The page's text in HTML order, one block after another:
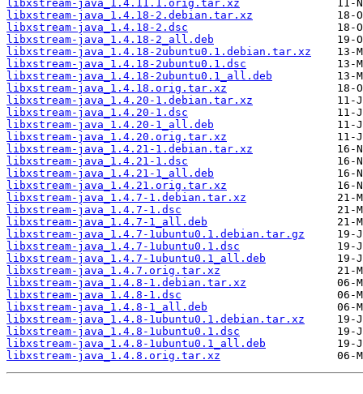
libxstream-java_1.4.11.1.orig.tar.xz
libxstream-java_1.4.18-2.debian.tar.xz
libxstream-java_1.4.18-2.dsc
libxstream-java_1.4.18-2_all.deb
libxstream-java_1.4.18-2ubuntu0.1.debian.tar.xz
libxstream-java_1.4.18-2ubuntu0.1.dsc
libxstream-java_1.4.18-2ubuntu0.1_all.deb
libxstream-java_1.4.18.orig.tar.xz
libxstream-java_1.4.20-1.debian.tar.xz
libxstream-java_1.4.20-1.dsc
libxstream-java_1.4.20-1_all.deb
libxstream-java_1.4.20.orig.tar.xz
libxstream-java_1.4.21-1.debian.tar.xz
libxstream-java_1.4.21-1.dsc
libxstream-java_1.4.21-1_all.deb
libxstream-java_1.4.21.orig.tar.xz
libxstream-java_1.4.7-1.debian.tar.xz
libxstream-java_1.4.7-1.dsc
libxstream-java_1.4.7-1_all.deb
libxstream-java_1.4.7-1ubuntu0.1.debian.tar.gz
libxstream-java_1.4.7-1ubuntu0.1.dsc
libxstream-java_1.4.7-1ubuntu0.1_all.deb
libxstream-java_1.4.7.orig.tar.xz
libxstream-java_1.4.8-1.debian.tar.xz
libxstream-java_1.4.8-1.dsc
libxstream-java_1.4.8-1_all.deb
libxstream-java_1.4.8-1ubuntu0.1.debian.tar.xz
libxstream-java_1.4.8-1ubuntu0.1.dsc
libxstream-java_1.4.8-1ubuntu0.1_all.deb
libxstream-java_1.4.8.orig.tar.xz